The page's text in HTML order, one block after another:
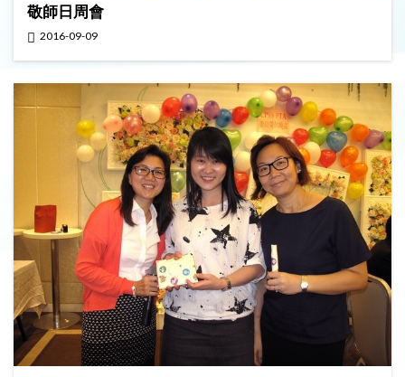
敬師日周會
2016-09-09